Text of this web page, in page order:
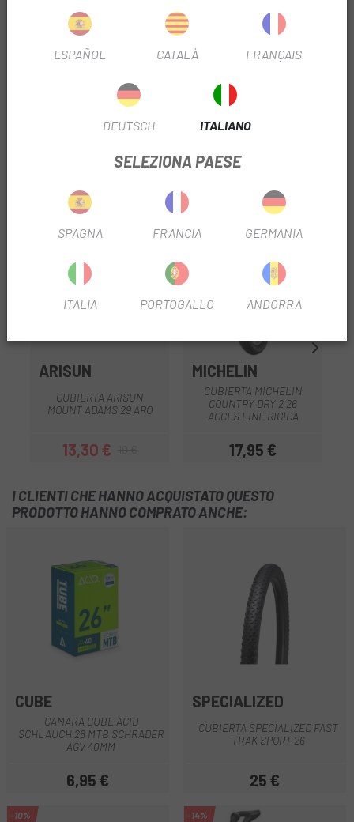
Diametro: 26"
Larghezza: 2.00
RECENSIONI TRUSTED SHOPS
PRODOTTI SIMILI
ARISUN
CUBIERTA ARISUN
MOUNT ADAMS 29 ARO
Prezzo
13,30 €Prezzo base
MICHELIN
CUBIERTA MICHELIN
COUNTRY DRY 2 26
ACCES LINE RIGIDA
Prezzo
17,95 €
I CLIENTI CHE HANNO ACQUISTATO QUESTO
PRODOTTO HANNO COMPRATO ANCHE:
CUBE
CAMARA CUBE ACID
SCHLAUCH 26 MTB SCHRADER
AGV 40MM
Prezzo
6,95 €
SPECIALIZED
CUBIERTA SPECIALIZED FAST
TRAK SPORT 26
Prezzo
25 €
-10% -14%
ESPAÑOL CATALÀ FRANÇAIS
DEUTSCH ITALIANO
SELEZIONA PAESE
SPAGNA FRANCIA GERMANIA
ITALIA PORTOGALLO ANDORRA